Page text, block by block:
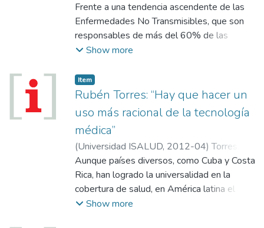
Sebastián
Frente a una tendencia ascendente de las
Enfermedades No Transmisibles, que son
responsables de más del 60% de las
muertes en el mundo, el director del área en
considera que el trabajo intersectorial es
clave para revertir esa situación.
Show more
Item
Rubén Torres: “Hay que hacer un
uso más racional de la tecnología
médica”
(Universidad ISALUD, 2012-04)Torres,
Rubén
Aunque países diversos, como Cuba y Costa
Rica, han logrado la universalidad en la
cobertura de salud, en América latina el
crecimiento económico aún no se tradujo en
Show more